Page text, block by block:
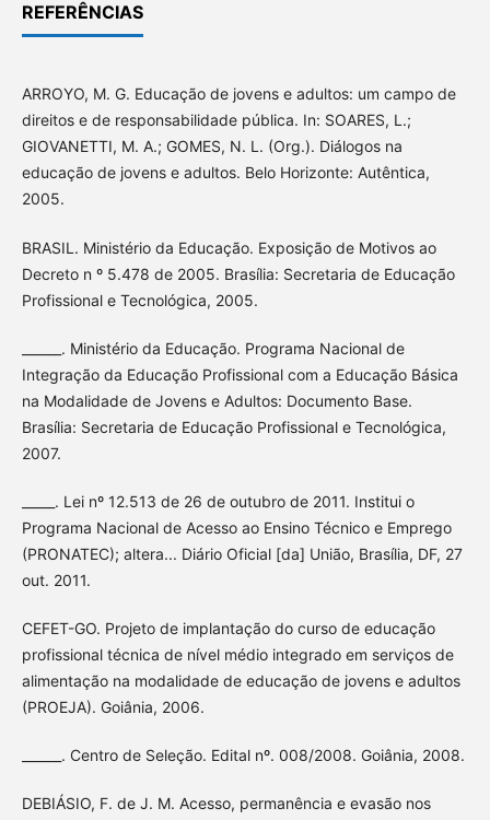
REFERÊNCIAS
ARROYO, M. G. Educação de jovens e adultos: um campo de
direitos e de responsabilidade pública. In: SOARES, L.;
GIOVANETTI, M. A.; GOMES, N. L. (Org.). Diálogos na
educação de jovens e adultos. Belo Horizonte: Autêntica,
2005.
BRASIL. Ministério da Educação. Exposição de Motivos ao
Decreto n º 5.478 de 2005. Brasília: Secretaria de Educação
Profissional e Tecnológica, 2005.
______. Ministério da Educação. Programa Nacional de
Integração da Educação Profissional com a Educação Básica
na Modalidade de Jovens e Adultos: Documento Base.
Brasília: Secretaria de Educação Profissional e Tecnológica,
2007.
_____. Lei nº 12.513 de 26 de outubro de 2011. Institui o
Programa Nacional de Acesso ao Ensino Técnico e Emprego
(PRONATEC); altera... Diário Oficial [da] União, Brasília, DF, 27
out. 2011.
CEFET-GO. Projeto de implantação do curso de educação
profissional técnica de nível médio integrado em serviços de
alimentação na modalidade de educação de jovens e adultos
(PROEJA). Goiânia, 2006.
______. Centro de Seleção. Edital nº. 008/2008. Goiânia, 2008.
DEBIÁSIO, F. de J. M. Acesso, permanência e evasão nos